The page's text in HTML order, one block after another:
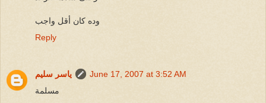
وده كان أقل واجب
Reply
ياسر سليم
June 17, 2007 at 3:52 AM
مسلمة